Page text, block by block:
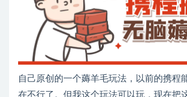
自己原创的一个薅羊毛玩法，以前的携程
在不行了。但我这个玩法可以玩，现在把